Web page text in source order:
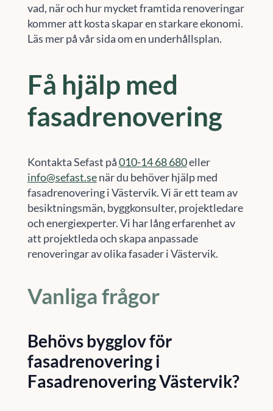
vad, när och hur mycket framtida renoveringar
kommer att kosta skapar en starkare ekonomi.
Läs mer på vår sida om en underhållsplan.
Få hjälp med
fasadrenovering
Kontakta Sefast på010-14 68 680eller
info@sefast.senär du behöver hjälp med
fasadrenovering i Västervik. Vi är ett team av
besiktningsmän, byggkonsulter, projektledare
och energiexperter. Vi har lång erfarenhet av
att projektleda och skapa anpassade
renoveringar av olika fasader i Västervik.
Vanliga frågor
Behövs bygglov för
fasadrenovering i
Fasadrenovering Västervik?